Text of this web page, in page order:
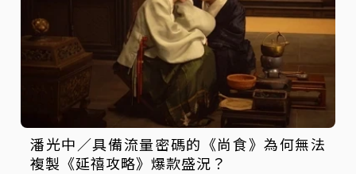
潘光中／具備流量密碼的《尚食》為何無法
複製《延禧攻略》爆款盛況？